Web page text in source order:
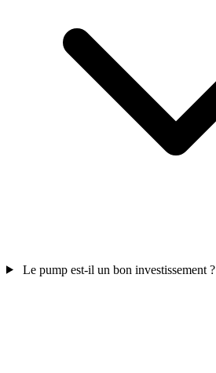
Le pump est-il un bon investissement ?